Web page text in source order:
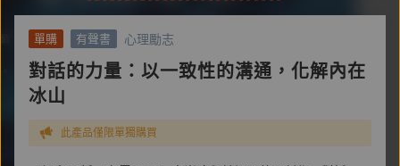
單購 有聲書 心理勵志
對話的力量：以一致性的溝通，化解內在
冰山
此產品僅限單獨購買